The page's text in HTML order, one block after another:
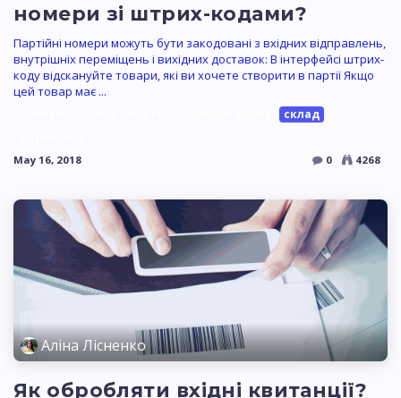
номери зі штрих-кодами?
Партійні номери можуть бути закодовані з вхідних відправлень,
внутрішніх переміщень і вихідних доставок: В інтерфейсі штрих-
коду відскануйте товари, які ви хочете створити в партії Якщо
цей товар має ...
склад
May 16, 2018 0 4268
Аліна Лісненко
Як обробляти вхідні квитанції?